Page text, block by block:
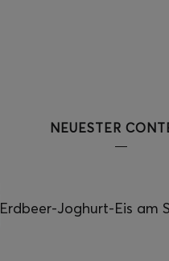
NEUESTER
Erdbeer-Joghurt-Eis am